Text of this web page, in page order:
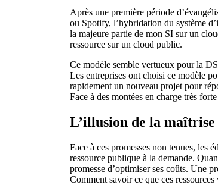
Après une première période
ou Spotify, l’hybridation du système
la majeure partie de mon SI sur un
ressource sur un cloud public.
Ce modèle semble vertueux pour la
Les entreprises ont choisi ce modèle
rapidement un nouveau projet pour
Face à des montées en charge très
L’illusion de la maîtrise
Face à ces promesses non tenues, les
ressource publique à la demande.
promesse d’optimiser ses coûts. Une
Comment savoir ce que ces